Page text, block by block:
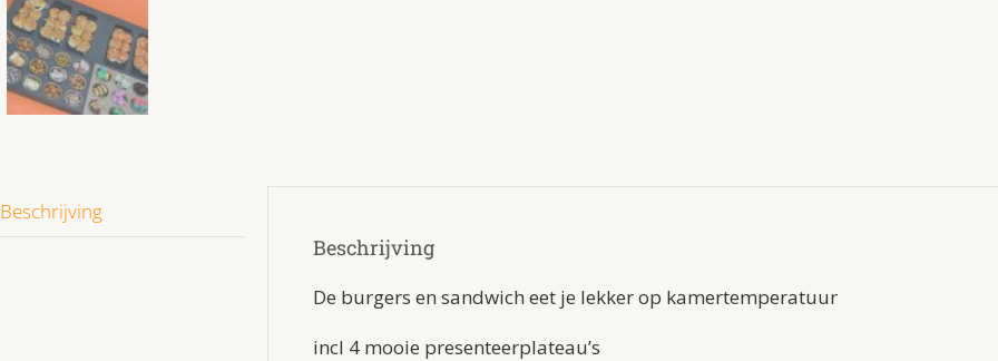
Beschrijving
Beschrijving
De burgers en sandwich eet je lekker op kamertemperatuur
incl 4 mooie presenteerplateau’s